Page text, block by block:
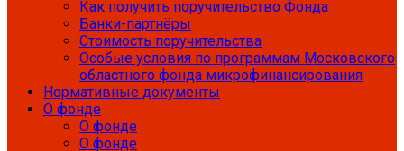
Как получить поручительство Фонда
Банки-партнёры
Стоимость поручительства
Особые условия по программам Московского
областного фонда микрофинансирования
Нормативные документы
О фонде
О фонде
О фонде